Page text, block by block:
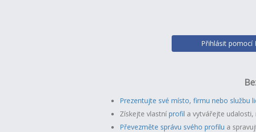
Přihlásit pomocí
Prezentujte své místo, firmu nebo službu
Získejte vlastní profil a vytvářejte udalosti,
Převezměte správu svého profilu a